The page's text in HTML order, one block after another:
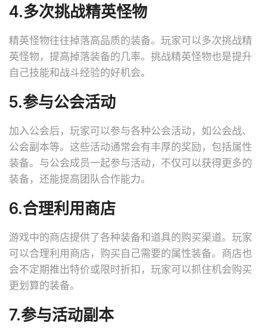
4.多次挑战精英怪物
精英怪物往往掉落高品质的装备。玩家可以多次挑战精
英怪物，提高掉落装备的几率。挑战精英怪物也是提升
自己技能和战斗经验的好机会。
5.参与公会活动
加入公会后，玩家可以参与各种公会活动，如公会战、
公会副本等。这些活动通常会有丰厚的奖励，包括属性
装备。与公会成员一起参与活动，不仅可以获得更多的
装备，还能提高团队合作能力。
6.合理利用商店
游戏中的商店提供了各种装备和道具的购买渠道。玩家
可以合理利用商店，购买自己需要的属性装备。商店也
会不定期推出特价或限时折扣，玩家可以抓住机会购买
更划算的装备。
7.参与活动副本